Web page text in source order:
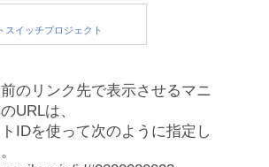
のリンク先で表示させるマニ
URLは、
IDを使って次のように指定し